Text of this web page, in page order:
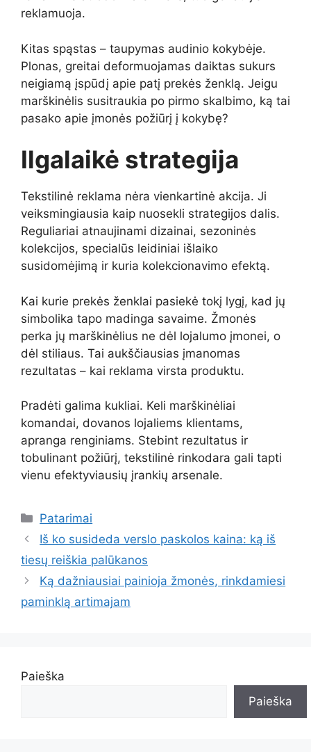
reklamuoja.
Kitas spąstas – taupymas audinio kokybėje.
Plonas, greitai deformuojamas daiktas sukurs
neigiamą įspūdį apie patį prekės ženklą. Jeigu
marškinėlis susitraukia po pirmo skalbimo, ką tai
pasako apie įmonės požiūrį į kokybę?
Ilgalaikė strategija
Tekstilinė reklama nėra vienkartinė akcija. Ji
veiksmingiausia kaip nuosekli strategijos dalis.
Reguliariai atnaujinami dizainai, sezoninės
kolekcijos, specialūs leidiniai išlaiko
susidomėjimą ir kuria kolekcionavimo efektą.
Kai kurie prekės ženklai pasiekė tokį lygį, kad jų
simbolika tapo madinga savaime. Žmonės
perka jų marškinėlius ne dėl lojalumo įmonei, o
dėl stiliaus. Tai aukščiausias įmanomas
rezultatas – kai reklama virsta produktu.
Pradėti galima kukliai. Keli marškinėliai
komandai, dovanos lojaliems klientams,
apranga renginiams. Stebint rezultatus ir
tobulinant požiūrį, tekstilinė rinkodara gali tapti
vienu efektyviausių įrankių arsenale.
Kategorijos
Patarimai
Iš ko susideda verslo paskolos kaina: ką iš
tiesų reiškia palūkanos
Ką dažniausiai painioja žmonės, rinkdamiesi
paminklą artimajam
Paieška
Paieška